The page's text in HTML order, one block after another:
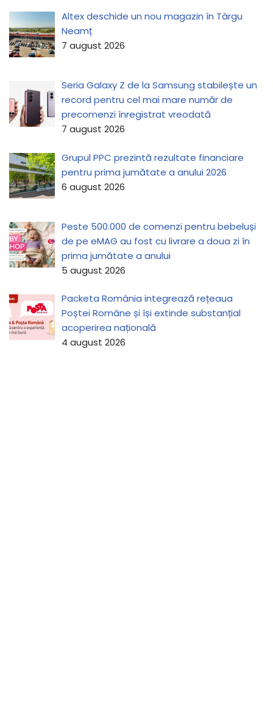
Altex deschide un nou magazin în Târgu
Neamț
7 august 2026
Seria Galaxy Z de la Samsung stabilește un
record pentru cel mai mare număr de
precomenzi înregistrat vreodată
7 august 2026
Grupul PPC prezintă rezultate financiare
pentru prima jumătate a anului 2026
6 august 2026
Peste 500.000 de comenzi pentru bebeluși
de pe eMAG au fost cu livrare a doua zi în
prima jumătate a anului
5 august 2026
Packeta România integrează rețeaua
Poștei Române și își extinde substanțial
acoperirea națională
4 august 2026